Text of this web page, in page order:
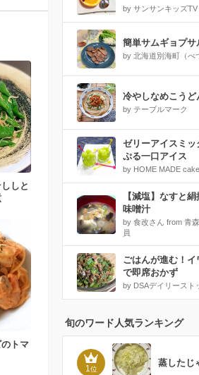
しと
トマ
by サンサンキッズTV
簡単サムギョプサ
by 北海道別海町（べ
冷やしなめこうど
by テーブルマーク
ゼリーアイスミ
ぷる一口アイス
by HOME MADE cake
【減塩】なすと
味噌汁
by 食改さん from 青
員
ごはんが進む！
で即席おかず
by DSAデイリースト
旬のワード人気ランキング
1位
蒸したじ